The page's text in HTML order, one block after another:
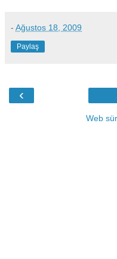
- Ağustos 18, 2009
Paylaş
‹
Web